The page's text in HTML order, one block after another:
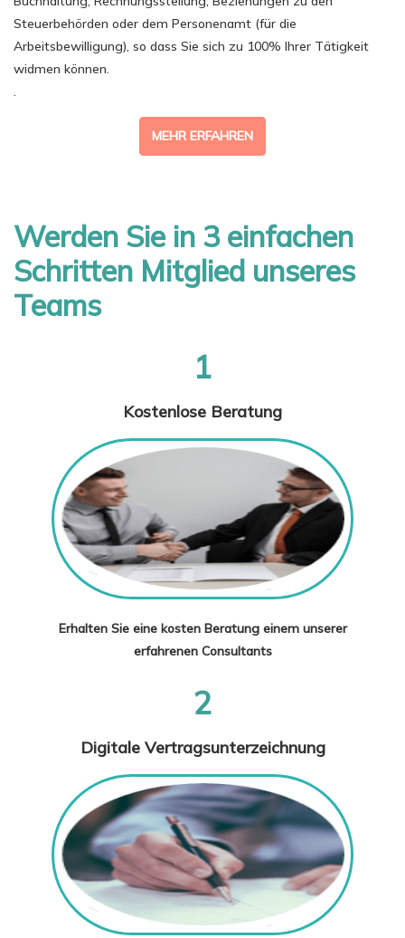
Steuerbehörden oder dem Personenamt (für die
Arbeitsbewilligung), so dass Sie sich zu 100% Ihrer Tätigkeit
widmen können.
.
MEHR ERFAHREN
Werden Sie in 3 einfachen
Schritten Mitglied unseres
Teams
1
Kostenlose Beratung
Erhalten Sie eine kosten Beratung einem unserer
erfahrenen Consultants
2
Digitale Vertragsunterzeichnung